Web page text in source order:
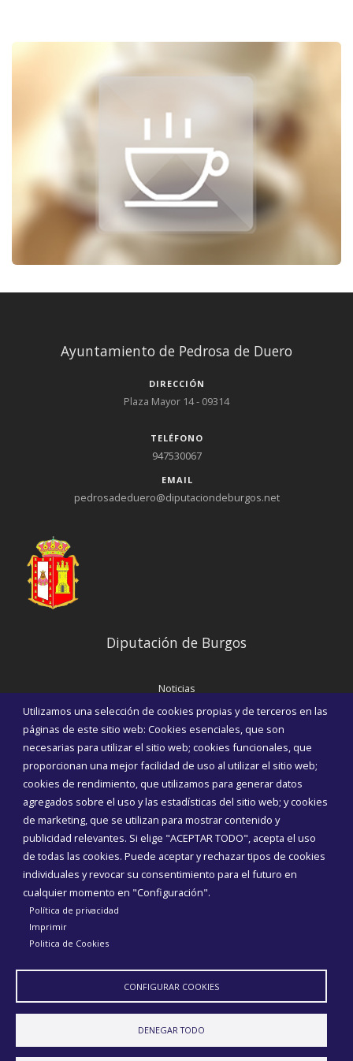
Utilizamos una selección de cookies propias y de terceros en las
páginas de este sitio web: Cookies esenciales, que son
necesarias para utilizar el sitio web; cookies funcionales, que
proporcionan una mejor facilidad de uso al utilizar el sitio web;
cookies de rendimiento, que utilizamos para generar datos
agregados sobre el uso y las estadísticas del sitio web; y cookies
de marketing, que se utilizan para mostrar contenido y
publicidad relevantes. Si elige "ACEPTAR TODO", acepta el uso
de todas las cookies. Puede aceptar y rechazar tipos de cookies
individuales y revocar su consentimiento para el futuro en
cualquier momento en "Configuración".
Política de privacidad
Imprimir
Politica de Cookies
CONFIGURAR COOKIES
DENEGAR TODO
Ayuntamiento de Pedrosa de Duero
DIRECCIÓN
Plaza Mayor 14 - 09314
TELÉFONO
947530067
EMAIL
pedrosadeduero@diputaciondeburgos.net
Diputación de Burgos
Noticias
Eventos
Corporación Municipal
Teléfonos de interés
INICIAR SESIÓN
MAPA WEB